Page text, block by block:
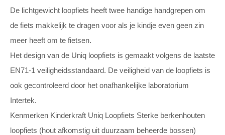
De lichtgewicht loopfiets heeft twee handige handgrepen om
de fiets makkelijk te dragen voor als je kindje even geen zin
meer heeft om te fietsen.
Het design van de Uniq loopfiets is gemaakt volgens de laatste
EN71-1 veiligheidsstandaard. De veiligheid van de loopfiets is
ook gecontroleerd door het onafhankelijke laboratorium
Intertek.
Kenmerken Kinderkraft Uniq Loopfiets Sterke berkenhouten
loopfiets (hout afkomstig uit duurzaam beheerde bossen)